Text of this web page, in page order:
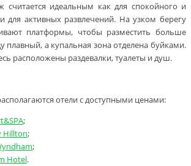
считается идеальным как для спокойного и
для активных развлечений. На узком берегу
платформы, чтобы разместить больше
плавный, а купальная зона отделена буйками.
расположены раздевалки, туалеты и душ.
отели с доступными ценами:
;
Hillton;
;
Hotel.